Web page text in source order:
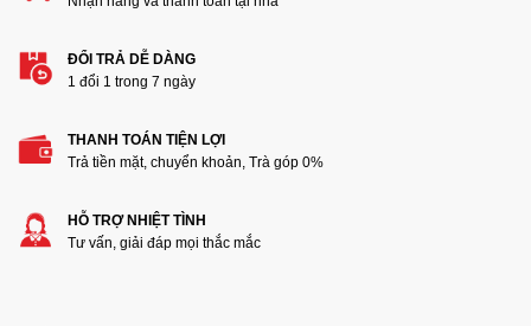
Thêm ảnh đánh giá
ĐỔI TRẢ DỄ DÀNG
1 đổi 1 trong 7 ngày
THANH TOÁN TIỆN LỢI
Trả tiền mặt, chuyển khoản, Trà góp 0%
HỖ TRỢ NHIỆT TÌNH
Tư vấn, giải đáp mọi thắc mắc